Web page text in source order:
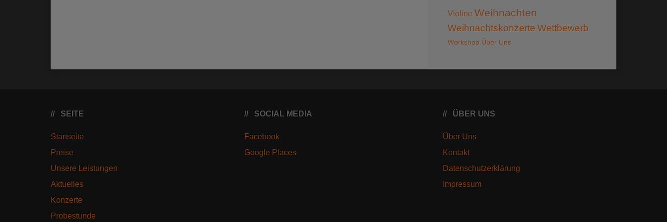
Violine Weihnachten
Weihnachtskonzerte Wettbewerb
Workshop Über Uns
SEITE
Startseite
Preise
Unsere Leistungen
Aktuelles
Konzerte
Probestunde
SOCIAL MEDIA
Facebook
Google Places
ÜBER UNS
Über Uns
Kontakt
Datenschutzerklärung
Impressum